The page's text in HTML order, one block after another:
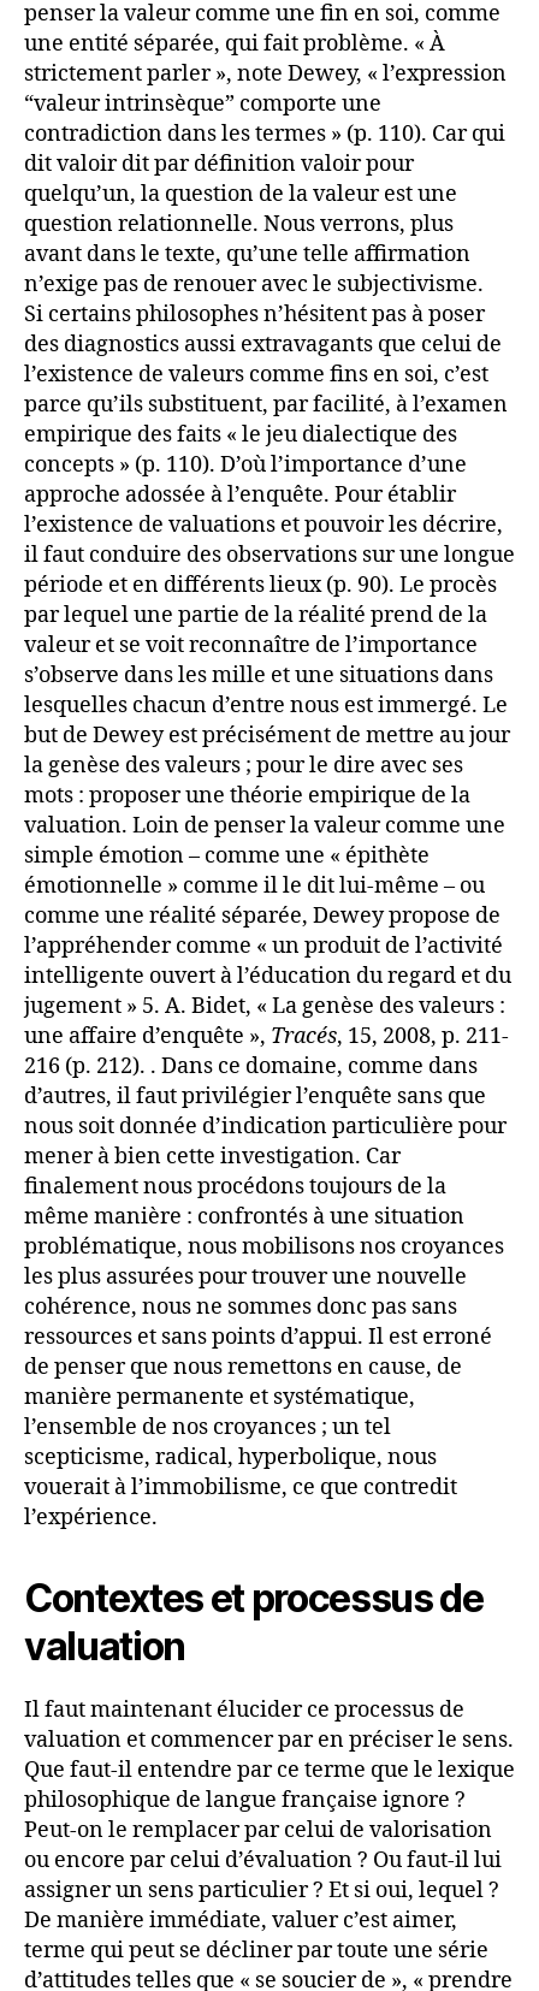
penser la valeur comme une fin en soi, comme
une entité séparée, qui fait problème. « À
strictement parler », note Dewey, « l’expression
“valeur intrinsèque” comporte une
contradiction dans les termes » (p. 110). Car qui
dit valoir dit par définition valoir pour
quelqu’un, la question de la valeur est une
question relationnelle. Nous verrons, plus
avant dans le texte, qu’une telle affirmation
n’exige pas de renouer avec le subjectivisme.
Si certains philosophes n’hésitent pas à poser
des diagnostics aussi extravagants que celui de
l’existence de valeurs comme fins en soi, c’est
parce qu’ils substituent, par facilité, à l’examen
empirique des faits « le jeu dialectique des
concepts » (p. 110). D’où l’importance d’une
approche adossée à l’enquête. Pour établir
l’existence de valuations et pouvoir les décrire,
il faut conduire des observations sur une longue
période et en différents lieux (p. 90). Le procès
par lequel une partie de la réalité prend de la
valeur et se voit reconnaître de l’importance
s’observe dans les mille et une situations dans
lesquelles chacun d’entre nous est immergé. Le
but de Dewey est précisément de mettre au jour
la genèse des valeurs ; pour le dire avec ses
mots : proposer une théorie empirique de la
valuation. Loin de penser la valeur comme une
simple émotion – comme une « épithète
émotionnelle » comme il le dit lui-même – ou
comme une réalité séparée, Dewey propose de
l’appréhender comme « un produit de l’activité
intelligente ouvert à l’éducation du regard et du
jugement » 5. A. Bidet, « La genèse des valeurs :
une affaire d’enquête », Tracés, 15, 2008, p. 211-
216 (p. 212). . Dans ce domaine, comme dans
d’autres, il faut privilégier l’enquête sans que
nous soit donnée d’indication particulière pour
mener à bien cette investigation. Car
finalement nous procédons toujours de la
même manière : confrontés à une situation
problématique, nous mobilisons nos croyances
les plus assurées pour trouver une nouvelle
cohérence, nous ne sommes donc pas sans
ressources et sans points d’appui. Il est erroné
de penser que nous remettons en cause, de
manière permanente et systématique,
l’ensemble de nos croyances ; un tel
scepticisme, radical, hyperbolique, nous
vouerait à l’immobilisme, ce que contredit
l’expérience.
Contextes et processus de
valuation
Il faut maintenant élucider ce processus de
valuation et commencer par en préciser le sens.
Que faut-il entendre par ce terme que le lexique
philosophique de langue française ignore ?
Peut-on le remplacer par celui de valorisation
ou encore par celui d’évaluation ? Ou faut-il lui
assigner un sens particulier ? Et si oui, lequel ?
De manière immédiate, valuer c’est aimer,
terme qui peut se décliner par toute une série
d’attitudes telles que « se soucier de », « prendre